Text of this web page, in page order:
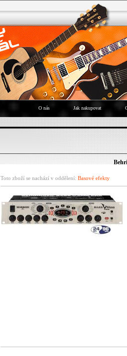
O nás Jak nakupovat
Toto zboží se nachází v oddělení: Basové efekty